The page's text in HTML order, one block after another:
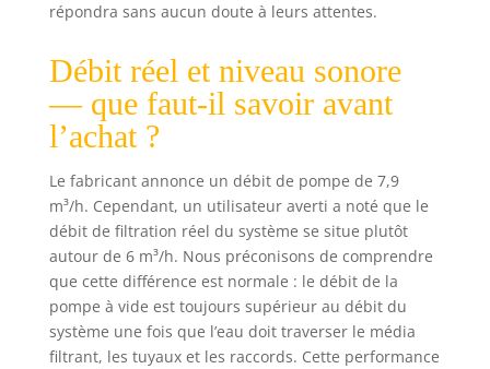
répondra sans aucun doute à leurs attentes.
Débit réel et niveau sonore
— que faut-il savoir avant
l’achat ?
Le fabricant annonce un débit de pompe de 7,9
m³/h. Cependant, un utilisateur averti a noté que le
débit de filtration réel du système se situe plutôt
autour de 6 m³/h. Nous préconisons de comprendre
que cette différence est normale : le débit de la
pompe à vide est toujours supérieur au débit du
système une fois que l’eau doit traverser le média
filtrant, les tuyaux et les raccords. Cette performance